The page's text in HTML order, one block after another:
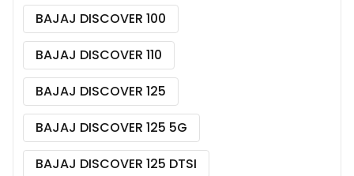
BAJAJ DISCOVER 100
BAJAJ DISCOVER 110
BAJAJ DISCOVER 125
BAJAJ DISCOVER 125 5G
BAJAJ DISCOVER 125 DTSI